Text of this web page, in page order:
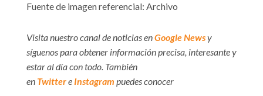
Fuente de imagen referencial: Archivo
Visita nuestro canal de noticias enGoogle Newsy
síguenos para obtener información precisa, interesante y
estar al día con todo. También
en Twittere Instagram puedes conocer